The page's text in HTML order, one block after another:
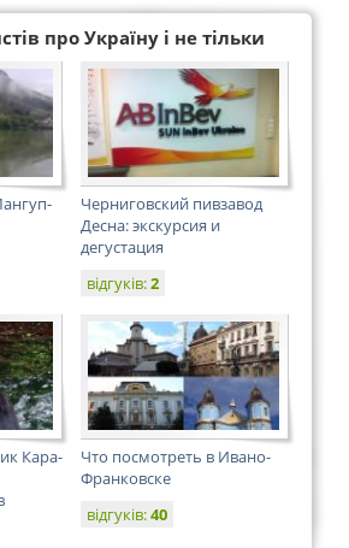
про Україну і не тільки
Черниговский пивзавод
Десна: экскурсия и
дегустация
відгуків:2
Кара-
Что посмотреть в Ивано-
Франковске
відгуків:40